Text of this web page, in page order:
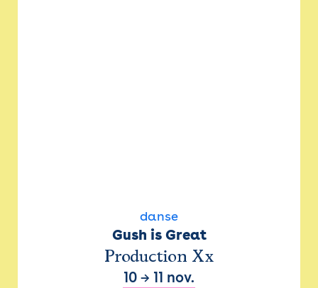
danse
Gush is Great
Production Xx
10 → 11 nov.